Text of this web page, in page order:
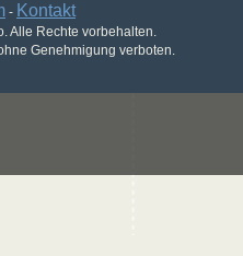
- Kontakt
Alle Rechte vorbehalten.
Genehmigung verboten.